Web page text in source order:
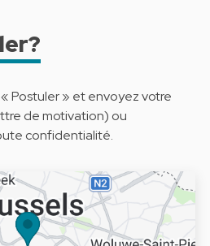
Postuler » et envoyez votre
de motivation) ou
confidentialité.